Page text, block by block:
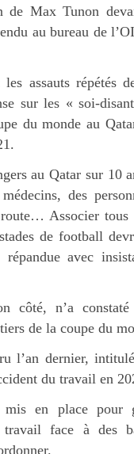
de Max Tunon
au bureau de
assauts répétés
sur les « soi-
du monde au
au Qatar sur 10
des
Associer tous
de football
avec
côté, n’a
de la coupe du
l’an dernier,
du travail en
en place pour
face à des